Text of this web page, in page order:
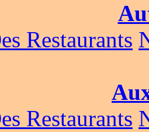
Restaurants
Restaurants